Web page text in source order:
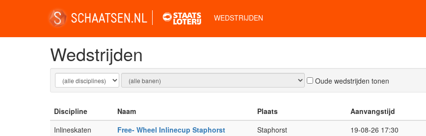
WEDSTRIJDEN
Wedstrijden
Oude wedstrijden tonen
Discipline Naam Plaats
Aanvangstijd
Inlineskaten
Free- Wheel Inlinecup Staphorst Staphorst 19-08-26 17:30